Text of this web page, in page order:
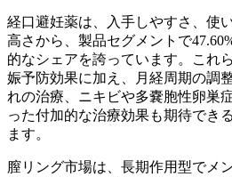
経口避妊薬は、入手しやすさ、使
高さから、製品セグメントで
的なシェアを誇っています。これ
娠予防効果に加え、月経周期の調
れの治療、ニキビや多嚢胞性卵巣
った付加的な治療効果も期待でき
ます。
膣リング市場は、長期作用型でメ